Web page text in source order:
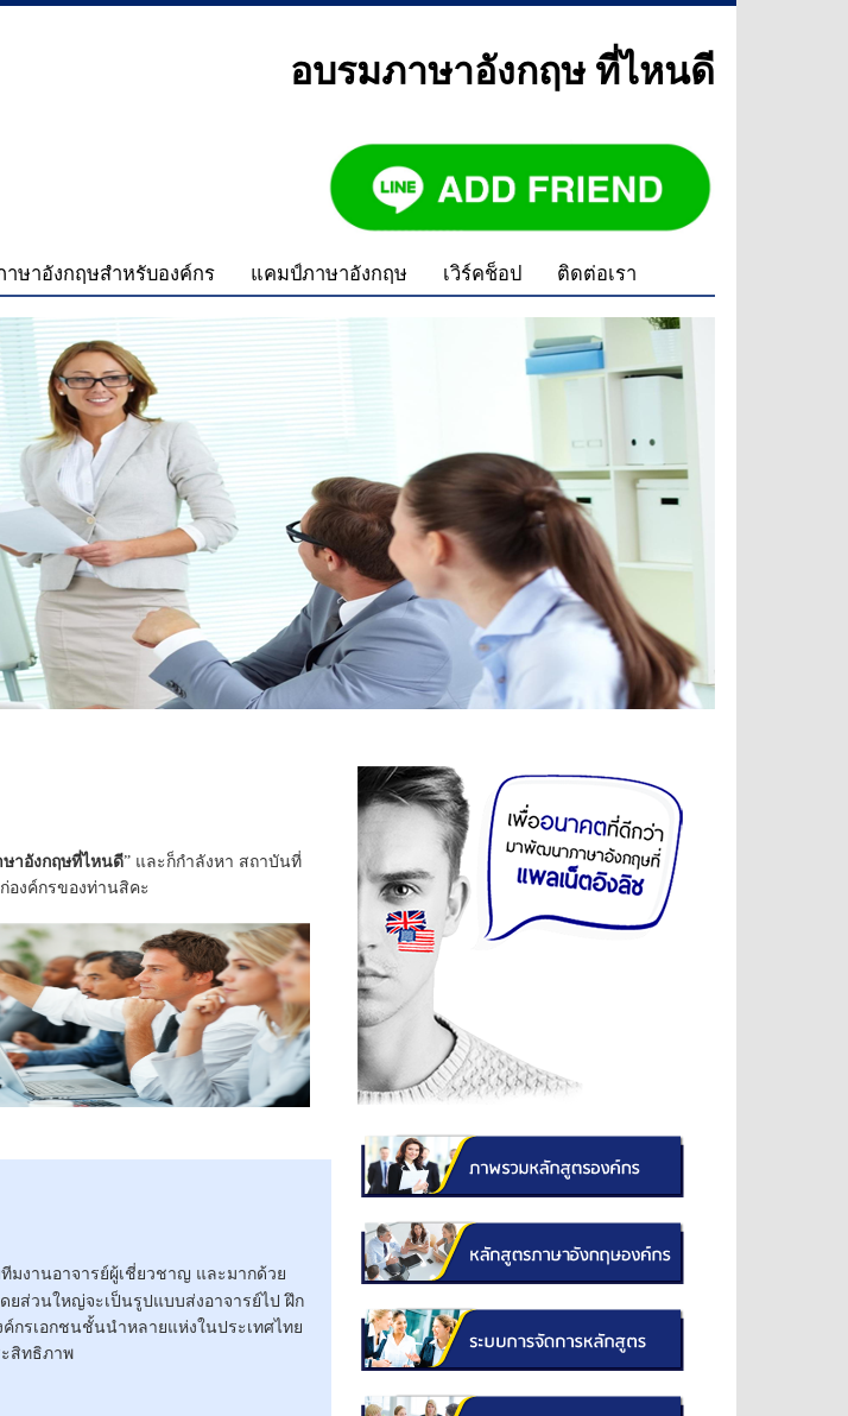
อบรมภาษาอังกฤษ ที่ไหนดี
าษาอังกฤษสำหรับองค์กร แคมป์ภาษาอังกฤษ เวิร์คช็อป ติดต่อเรา
าอังกฤษที่ไหนดี” และก็กำลังหา สถาบันที่
องค์กรของท่านสิคะ
มงานอาจารย์ผู้เชี่ยวชาญ และมากด้วย
ส่วนใหญ่จะเป็นรูปแบบส่งอาจารย์ไป ฝึก
กรเอกชนชั้นนำหลายแห่งในประเทศไทย
ะสิทธิภาพ